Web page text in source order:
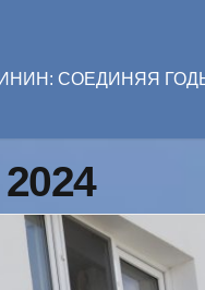
СОЕДИНЯЯ